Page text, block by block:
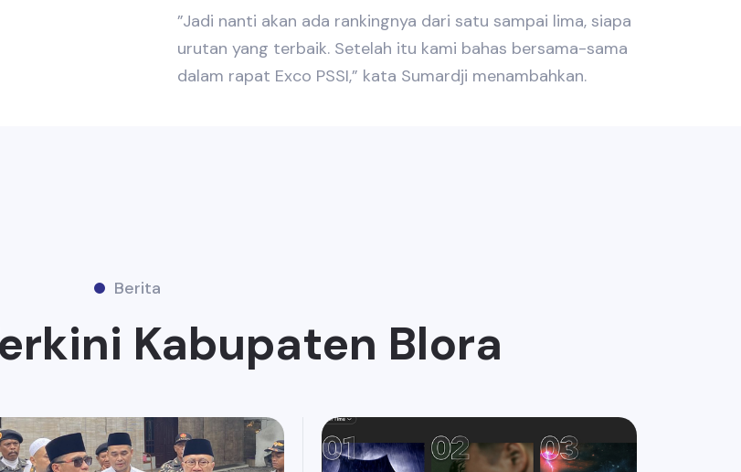
”Jadi nanti akan ada rankingnya dari satu sampai lima, siapa
urutan yang terbaik. Setelah itu kami bahas bersama-sama
dalam rapat Exco PSSI,” kata Sumardji menambahkan.
Berita
Kabupaten Blora